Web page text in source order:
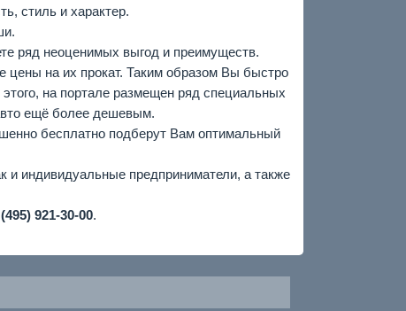
стиль и характер.
ряд неоценимых выгод и преимуществ.
цены на их прокат. Таким образом Вы быстро
на портале размещен ряд специальных
ещё более дешевым.
бесплатно подберут Вам оптимальный
и индивидуальные предприниматели, а также
921-30-00.